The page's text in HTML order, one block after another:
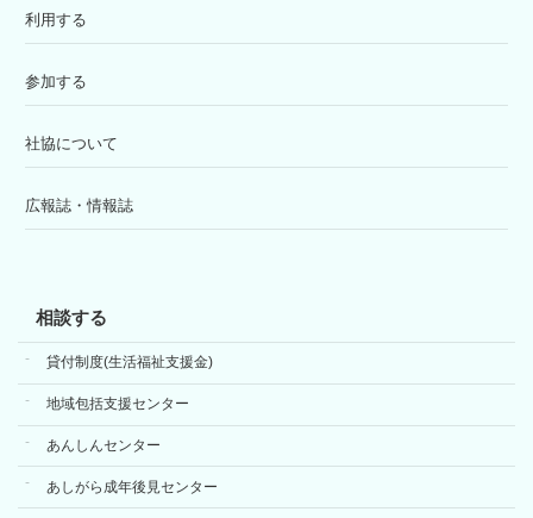
利用する
参加する
社協について
広報誌・情報誌
相談する
貸付制度(生活福祉支援金)
地域包括支援センター
あんしんセンター
あしがら成年後見センター